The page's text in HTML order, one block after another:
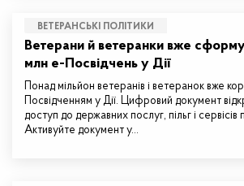
ВЕТЕРАНСЬКІ ПОЛІТИКИ
Ветерани й ветеранки вже
млн е-Посвідчень у Дії
Понад мільйон ветеранів і ветеранок вже
Посвідченням у Дії. Цифровий документ
доступ до державних послуг, пільг і сервісів
Активуйте документ у…